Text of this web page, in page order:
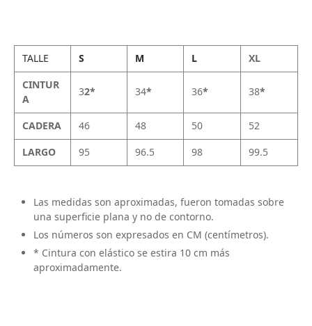
TALLE S M L
XL
CINTUR
A
32* 34* 36* 38*
CADERA 46 48 50
52
LARGO
95 96.5 98 99.5
Las medidas son aproximadas, fueron tomadas sobre
una superficie plana y no de contorno.
Los números son expresados en CM (centímetros).
* Cintura con elástico se estira 10 cm más
aproximadamente.